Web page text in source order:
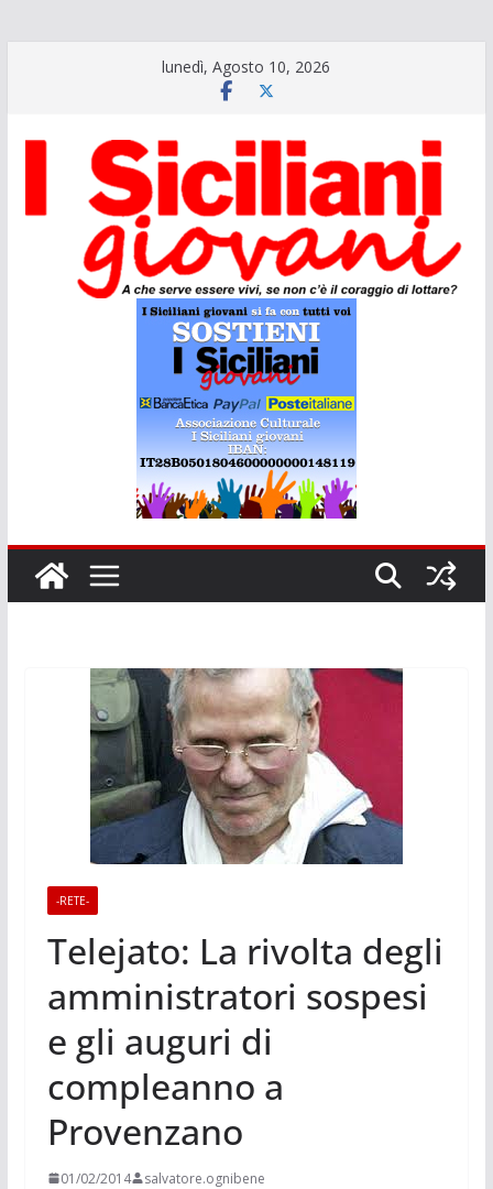
lunedì, Agosto 10, 2026
-RETE-
Telejato: La rivolta degli
amministratori sospesi
e gli auguri di
compleanno a
Provenzano
01/02/2014 salvatore.ognibene